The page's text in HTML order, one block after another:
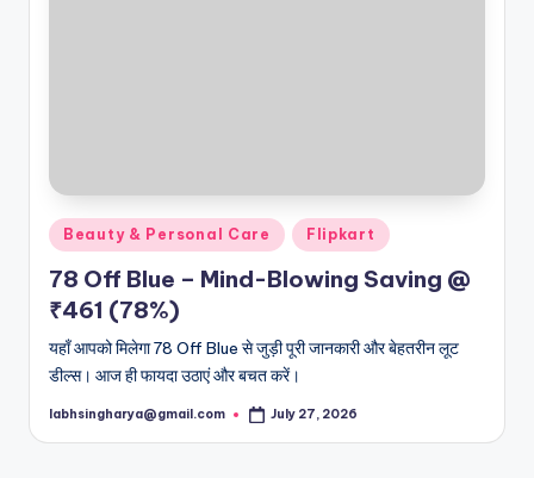
Posted
in
Beauty & Personal Care Flipkart
78 Off Blue – Mind-Blowing Saving @
₹461 (78%)
यहाँ आपको मिलेगा 78 Off Blue से जुड़ी पूरी जानकारी और बेहतरीन लूट
डील्स। आज ही फायदा उठाएं और बचत करें।
Posted
labhsingharya@gmail.com July 27, 2026